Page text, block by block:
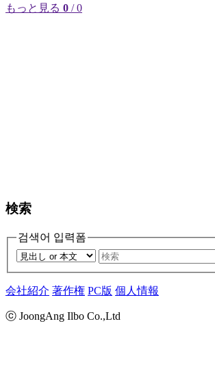
もっと見る 0 / 0
検索
검색어 입력폼
会社紹介 著作権 PC版 個人情報
ⓒ JoongAng Ilbo Co.,Ltd